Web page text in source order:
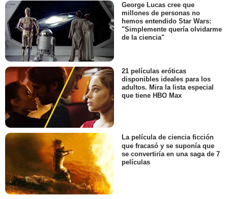
George Lucas cree que
millones de personas no
hemos entendido Star Wars:
"Simplemente quería olvidarme
de la ciencia"
21 películas eróticas
disponibles ideales para los
adultos. Mira la lista especial
que tiene HBO Max
La película de ciencia ficción
que fracasó y se suponía que
se convertiría en una saga de 7
películas